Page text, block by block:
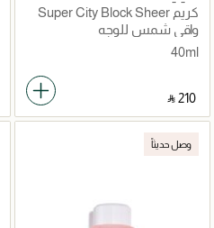
كريم Super City Block Sheer
SPF 25 40مل
واقي شمس للوجه
40ml
‎ ⃁ ⁦210⁩ ‎
وصل حديثاً